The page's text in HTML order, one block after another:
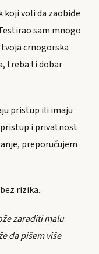
voli da zaobiđe
sam mnogo
crnogorska
treba ti dobar
pristup ili imaju
i privatnost
preporučujem
rizika.
zaraditi malu
da pišem više